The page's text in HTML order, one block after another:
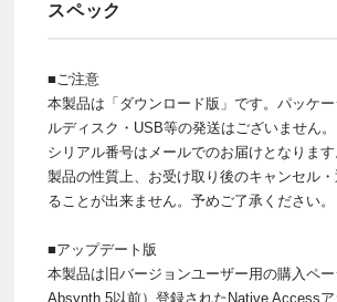
スペック
■ご注意
本製品は「ダウンロード版」です。パッケ
ルディスク・USB等の発送はございません。
シリアル番号はメールでのお届けとなります
製品の性質上、お受け取り後のキャンセル
ることが出来ません。予めご了承ください。
■アップデート版
本製品は旧バージョンユーザー用の購入ペー
Absynth 5以前）登録されたNative Access